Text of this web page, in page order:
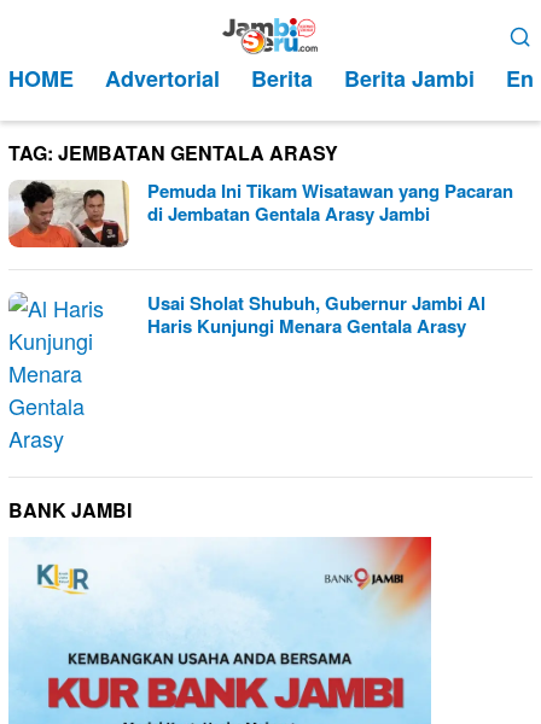
kontenMobile
HOME Advertorial Berita Berita Jambi
TAG: JEMBATAN GENTALA ARASY
Pemuda Ini Tikam Wisatawan yang Pacaran
di Jembatan Gentala Arasy Jambi
Usai Sholat Shubuh, Gubernur Jambi Al
Haris Kunjungi Menara Gentala Arasy
BANK JAMBI